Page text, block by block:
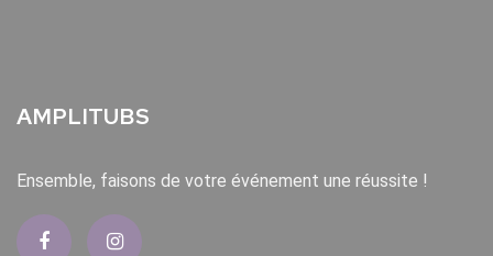
AMPLITUBS
Ensemble, faisons de votre événement une réussite !